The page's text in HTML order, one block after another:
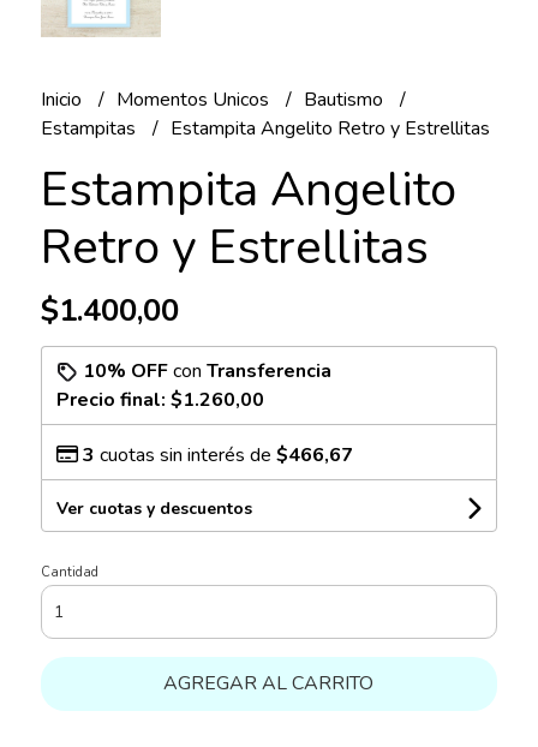
Inicio Momentos Unicos
Bautismo
Estampitas
Estampita Angelito Retro y Estrellitas
Estampita Angelito
Retro y Estrellitas
$1.400,00
10% OFFcon Transferencia
Precio final: $1.260,00
3 cuotas sin interés de $466,67
Ver cuotas y descuentos
Cantidad
AGREGAR AL CARRITO